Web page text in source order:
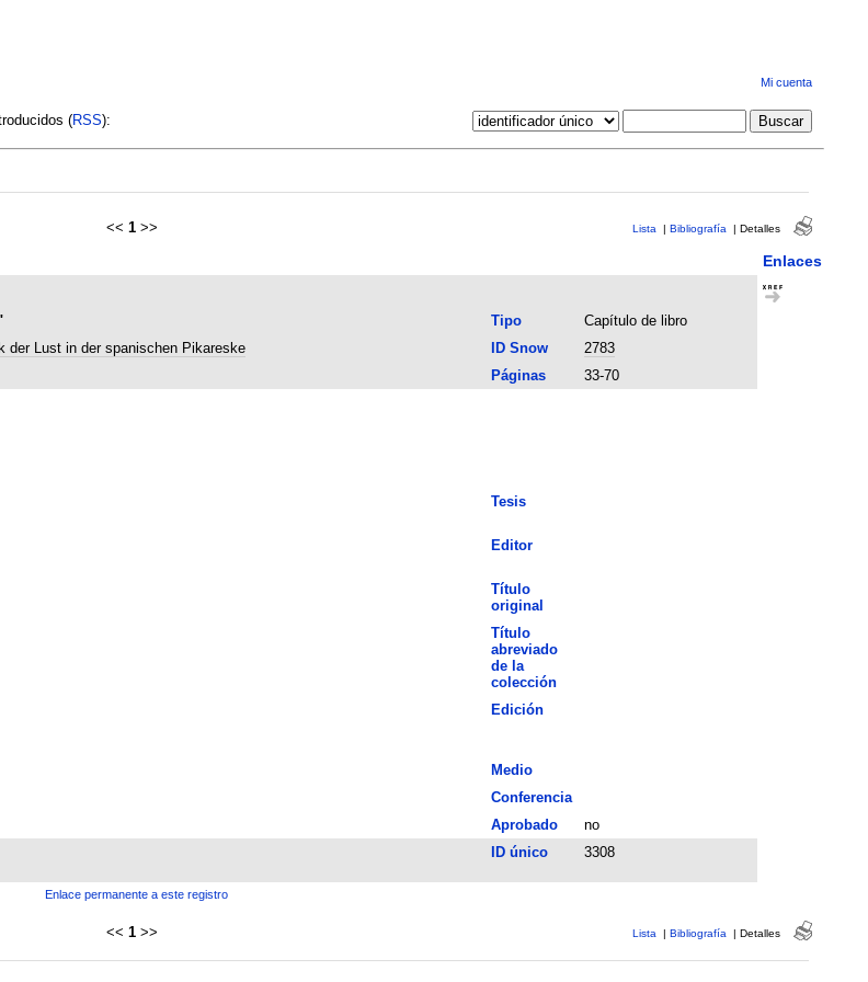
Mi cuenta
(RSS):
<< 1 >> Lista | Bibliografía | Detalles
Enlaces
Tipo
Capítulo de libro
der Lust in der spanischen Pikareske ID Snow
2783
Páginas
33-70
Tesis
Editor
Título
original
Título
abreviado
de la
colección
Edición
Medio
Conferencia
Aprobado
no
ID único 3308
Enlace permanente a este registro
<< 1 >> Lista | Bibliografía | Detalles